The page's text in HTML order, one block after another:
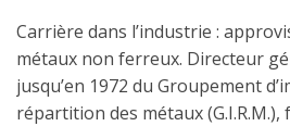
Carrière dans l’industrie :
métaux non ferreux. Directeur
jusqu’en 1972 du Groupement
répartition des métaux (G.I.R.M.),